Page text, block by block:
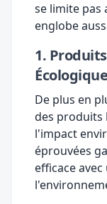
se limite pas
englobe
1.
De plus en
des produits
l'impact
éprouvées
efficace